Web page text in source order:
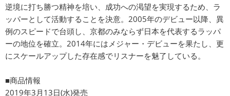
逆境に打ち勝つ精神を培い、成功への渇望を実現するため、ラ
ッパーとして活動することを決意。2005年のデビュー以降、異
例のスピードで台頭し、京都のみならず日本を代表するラッパ
ーの地位を確立。2014年にはメジャー・デビューを果たし、更
にスケールアップした存在感でリスナーを魅了している。
■商品情報
2019年3月13日(水)発売